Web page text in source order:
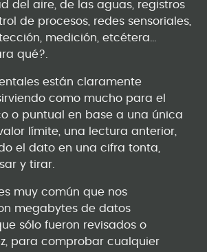
del aire, de las aguas, registros
de procesos, redes sensoriales,
medición, etcétera…
qué?.
están claramente
como mucho para el
o puntual en base a una única
límite, una lectura anterior,
el dato en una cifra tonta,
y tirar.
muy común que nos
megabytes de datos
sólo fueron revisados o
para comprobar cualquier